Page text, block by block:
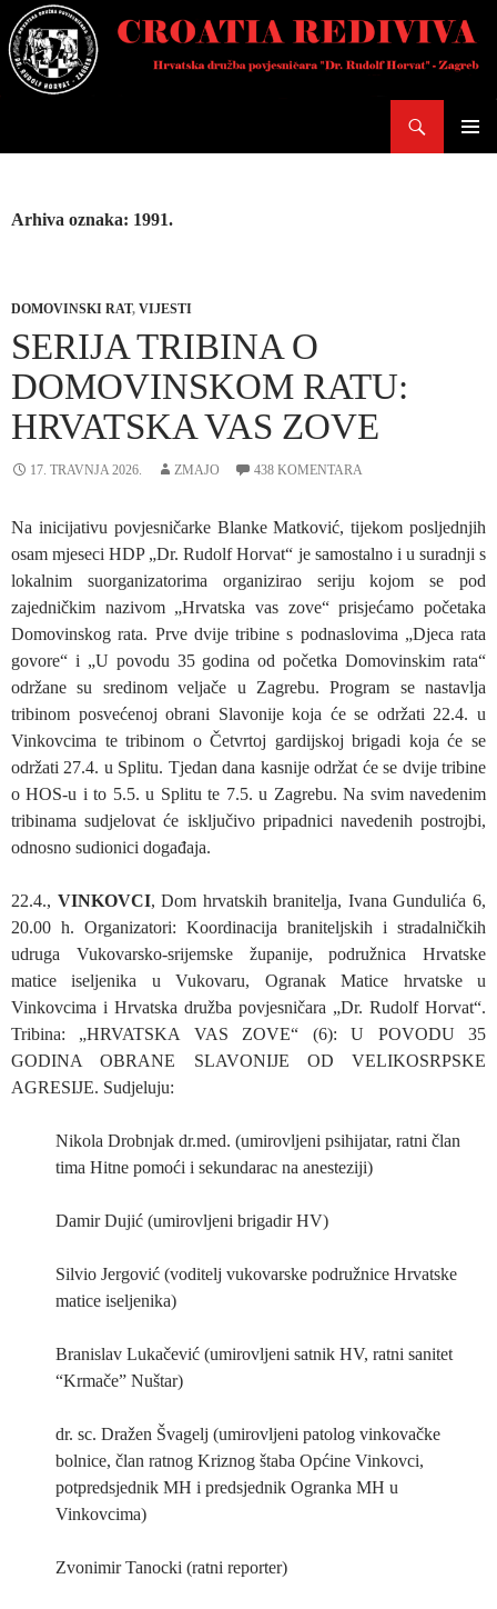
Skoči
do
sadržaja
Arhiva oznaka: 1991.
DOMOVINSKI RAT, VIJESTI
SERIJA TRIBINA O
DOMOVINSKOM RATU:
HRVATSKA VAS ZOVE
17. TRAVNJA 2026. ZMAJO 438 KOMENTARA
Na inicijativu povjesničarke Blanke Matković, tijekom posljednjih
osam mjeseci HDP „Dr. Rudolf Horvat“ je samostalno i u suradnji s
lokalnim suorganizatorima organizirao seriju kojom se pod
zajedničkim nazivom „Hrvatska vas zove“ prisjećamo početaka
Domovinskog rata. Prve dvije tribine s podnaslovima „Djeca rata
govore“ i „U povodu 35 godina od početka Domovinskim rata“
održane su sredinom veljače u Zagrebu. Program se nastavlja
tribinom posvećenoj obrani Slavonije koja će se održati 22.4. u
Vinkovcima te tribinom o Četvrtoj gardijskoj brigadi koja će se
održati 27.4. u Splitu. Tjedan dana kasnije održat će se dvije tribine
o HOS-u i to 5.5. u Splitu te 7.5. u Zagrebu. Na svim navedenim
tribinama sudjelovat će isključivo pripadnici navedenih postrojbi,
odnosno sudionici događaja.
22.4., VINKOVCI, Dom hrvatskih branitelja, Ivana Gundulića 6,
20.00 h. Organizatori: Koordinacija braniteljskih i stradalničkih
udruga Vukovarsko-srijemske županije, podružnica Hrvatske
matice iseljenika u Vukovaru, Ogranak Matice hrvatske u
Vinkovcima i Hrvatska družba povjesničara „Dr. Rudolf Horvat“.
Tribina: „HRVATSKA VAS ZOVE“ (6): U POVODU 35
GODINA OBRANE SLAVONIJE OD VELIKOSRPSKE
AGRESIJE. Sudjeluju:
Nikola Drobnjak dr.med. (umirovljeni psihijatar, ratni član
tima Hitne pomoći i sekundarac na anesteziji)
Damir Dujić (umirovljeni brigadir HV)
Silvio Jergović (voditelj vukovarske podružnice Hrvatske
matice iseljenika)
Branislav Lukačević (umirovljeni satnik HV, ratni sanitet
“Krmače” Nuštar)
dr. sc. Dražen Švagelj (umirovljeni patolog vinkovačke
bolnice, član ratnog Kriznog štaba Općine Vinkovci,
potpredsjednik MH i predsjednik Ogranka MH u
Vinkovcima)
Zvonimir Tanocki (ratni reporter)